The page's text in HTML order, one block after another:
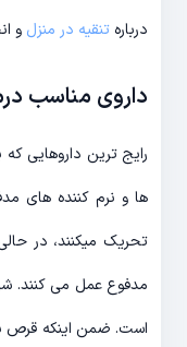
درباره تنقیه در منزل و
داروی مناسب
رایج ترین داروهایی
ها و نرم کننده های
تحریک میکنند، در
مدفوع عمل می کنند.
است. ضمن اینکه قرص